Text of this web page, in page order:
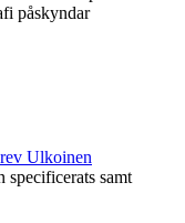
påskyndar
Ulkoinen
specificerats samt